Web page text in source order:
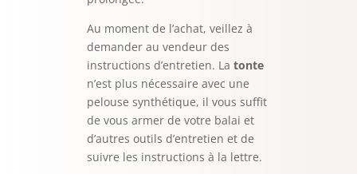
Au moment de l’achat, veillez à
demander au vendeur des
instructions d’entretien. La tonte
n’est plus nécessaire avec une
pelouse synthétique, il vous suffit
de vous armer de votre balai et
d’autres outils d’entretien et de
suivre les instructions à la lettre.